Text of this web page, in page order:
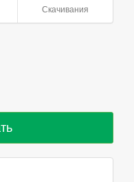
Скачивания